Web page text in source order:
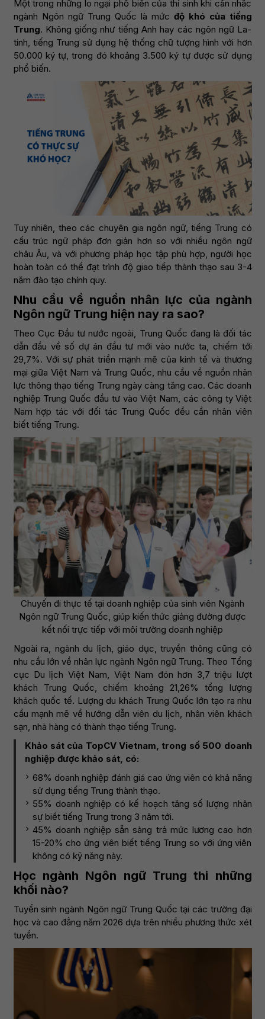
Một trong những lo ngại phổ biến của thí sinh khi cân nhắc
ngành Ngôn ngữ Trung Quốc là mức độ khó của tiếng
Trung. Không giống như tiếng Anh hay các ngôn ngữ La-
tinh, tiếng Trung sử dụng hệ thống chữ tượng hình với hơn
50.000 ký tự, trong đó khoảng 3.500 ký tự được sử dụng
phổ biến.
Tuy nhiên, theo các chuyên gia ngôn ngữ, tiếng Trung có
cấu trúc ngữ pháp đơn giản hơn so với nhiều ngôn ngữ
châu Âu, và với phương pháp học tập phù hợp, người học
hoàn toàn có thể đạt trình độ giao tiếp thành thạo sau 3-4
năm đào tạo chính quy.
Nhu cầu về nguồn nhân lực của ngành
Ngôn ngữ Trung hiện nay ra sao?
Theo Cục Đầu tư nước ngoài, Trung Quốc đang là đối tác
dẫn đầu về số dự án đầu tư mới vào nước ta, chiếm tới
29,7%. Với sự phát triển mạnh mẽ của kinh tế và thương
mại giữa Việt Nam và Trung Quốc, nhu cầu về nguồn nhân
lực thông thạo tiếng Trung ngày càng tăng cao. Các doanh
nghiệp Trung Quốc đầu tư vào Việt Nam, các công ty Việt
Nam hợp tác với đối tác Trung Quốc đều cần nhân viên
biết tiếng Trung.
Chuyến đi thực tế tại doanh nghiệp của sinh viên Ngành
Ngôn ngữ Trung Quốc, giúp kiến thức giảng đường được
kết nối trực tiếp với môi trường doanh nghiệp
Ngoài ra, ngành du lịch, giáo dục, truyền thông cũng có
nhu cầu lớn về nhân lực ngành Ngôn ngữ Trung. Theo Tổng
cục Du lịch Việt Nam, Việt Nam đón hơn 3,7 triệu lượt
khách Trung Quốc, chiếm khoảng 21,26% tổng lượng
khách quốc tế. Lượng du khách Trung Quốc lớn tạo ra nhu
cầu mạnh mẽ về hướng dẫn viên du lịch, nhân viên khách
sạn, nhà hàng có thành thạo tiếng Trung.
Khảo sát của TopCV Vietnam, trong số 500 doanh
nghiệp được khảo sát, có:
68% doanh nghiệp đánh giá cao ứng viên có khả năng
sử dụng tiếng Trung thành thạo.
55% doanh nghiệp có kế hoạch tăng số lượng nhân
sự biết tiếng Trung trong 3 năm tới.
45% doanh nghiệp sẵn sàng trả mức lương cao hơn
15-20% cho ứng viên biết tiếng Trung so với ứng viên
không có kỹ năng này.
Học ngành Ngôn ngữ Trung thi những
khối nào?
Tuyển sinh ngành Ngôn ngữ Trung Quốc tại các trường đại
học và cao đẳng năm 2026 dựa trên nhiều phương thức xét
tuyển.